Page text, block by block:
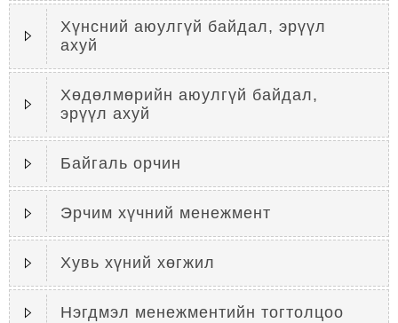
Хүнсний аюулгүй байдал, эрүүл
ахуй
Хөдөлмөрийн аюулгүй байдал,
эрүүл ахуй
Байгаль орчин
Эрчим хүчний менежмент
Хувь хүний хөгжил
Нэгдмэл менежментийн тогтолцоо